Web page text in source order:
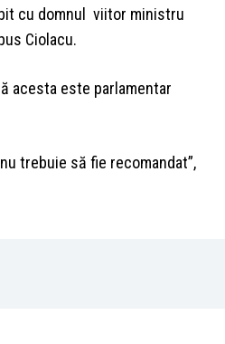
cu domnul viitor ministru
Ciolacu.
acesta este parlamentar
trebuie să fie recomandat”,